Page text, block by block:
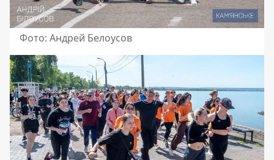
Фото: Андрей Белоусов